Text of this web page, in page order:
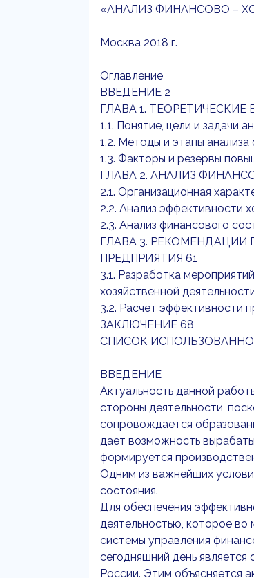
«АНАЛИЗ ФИНАНСОВО –
Москва 2018 г.
Оглавление
ВВЕДЕНИЕ 2
ГЛАВА 1.
1.1. Понятие, цели и задачи
1.2. Методы и этапы анализа
1.3. Факторы и резервы
ГЛАВА 2. АНАЛИЗ
2.1. Организационная
2.2. Анализ эффективности
2.3. Анализ финансового
ГЛАВА 3.
ПРЕДПРИЯТИЯ 61
3.1. Разработка
хозяйственной
3.2. Расчет эффективности
ЗАКЛЮЧЕНИЕ 68
СПИСОК
ВВЕДЕНИЕ
Актуальность данной
стороны деятельности,
сопровождается
дает возможность
формируется
Одним из важнейших
состояния.
Для обеспечения
деятельностью, которое во
системы управления
сегодняшний день
России. Этим объясняется